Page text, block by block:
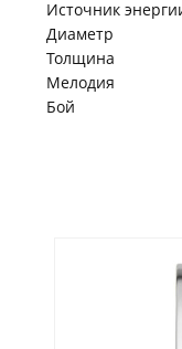
Источник
Диаметр
Толщина
Мелодия
Бой